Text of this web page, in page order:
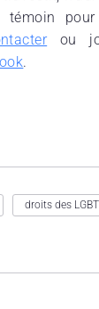
ou
.
droits des LGBT